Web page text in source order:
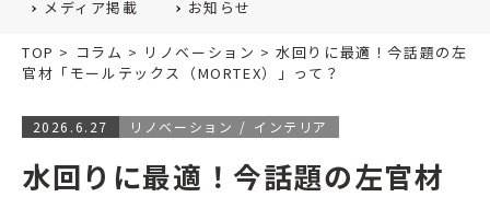
メディア掲載
お知らせ
TOP > コラム > リノベーション >水回りに最適！今話題の左
官材「モールテックス（MORTEX）」って？
2026.6.27 リノベーション インテリア
水回りに最適！今話題の左官材